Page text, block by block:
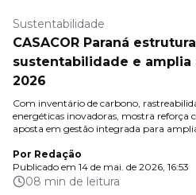
Sustentabilidade
CASACOR Paraná
sustentabilidade e amplia
2026
Com inventário de carbono,
energéticas inovadoras, mostra reforça
aposta em gestão integrada para
Por Redação
Publicado em 14 de mai. de 2026, 16:53
08 min de leitura